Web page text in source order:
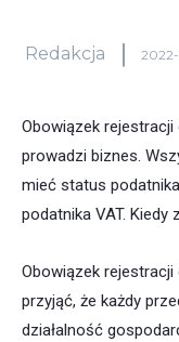
Redakcja 2022-
Obowiązek
prowadzi biznes.
mieć status
podatnika VAT.
Obowiązek rejestracji
przyjąć, że każdy
działalność